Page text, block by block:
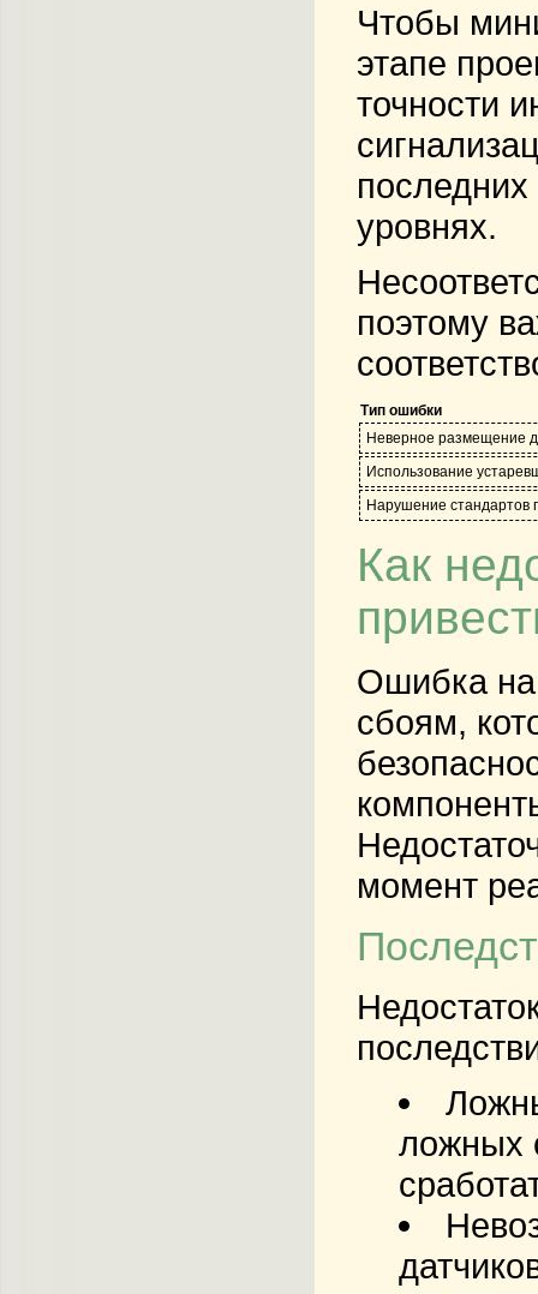
Чтобы
этапе
точности
уровнях.
поэтому
Тип ошибки
Неверное размещение
Использование
Нарушение стандартов
Как
Ошибка на
сбоям,
момент
ложных